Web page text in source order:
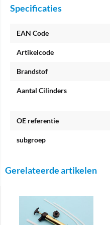
Specificaties
EAN Code
Artikelcode
Brandstof
Aantal Cilinders
OE referentie
subgroep
Gerelateerde artikelen